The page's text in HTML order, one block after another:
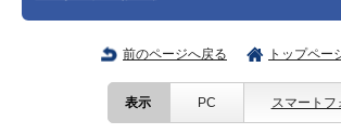
前のページへ戻る トップペー
表示 PC スマートフ